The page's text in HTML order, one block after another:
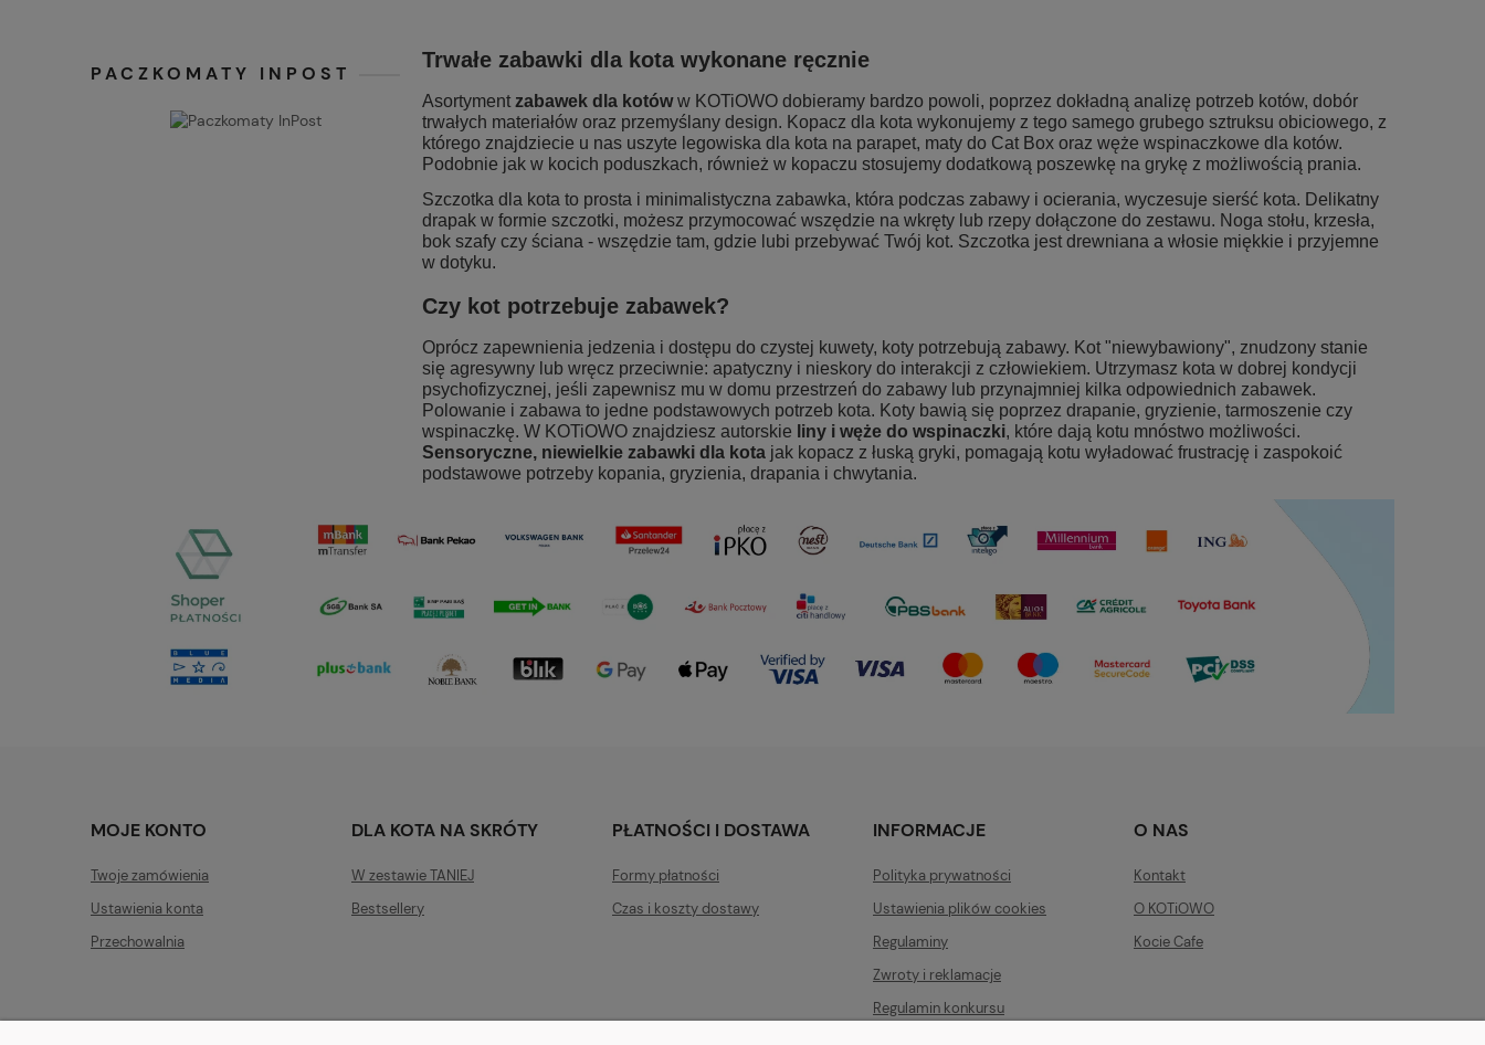
PACZKOMATY INPOST
Trwałe zabawki dla kota wykonane ręcznie
Asortyment zabawek dla kotóww KOTiOWO dobieramy bardzo powoli, poprzez dokładną analizę potrzeb kotów, dobór
trwałych materiałów oraz przemyślany design. Kopacz dla kota wykonujemy z tego samego grubego sztruksu obiciowego, z
którego znajdziecie u nas uszyte legowiska dla kota na parapet, maty do Cat Box oraz węże wspinaczkowe dla kotów.
Podobnie jak w kocich poduszkach, również w kopaczu stosujemy dodatkową poszewkę na grykę z możliwością prania.
Szczotka dla kota to prosta i minimalistyczna zabawka, która podczas zabawy i ocierania, wyczesuje sierść kota. Delikatny
drapak w formie szczotki, możesz przymocować wszędzie na wkręty lub rzepy dołączone do zestawu. Noga stołu, krzesła,
bok szafy czy ściana - wszędzie tam, gdzie lubi przebywać Twój kot. Szczotka jest drewniana a włosie miękkie i przyjemne
w dotyku.
Czy kot potrzebuje zabawek?
Oprócz zapewnienia jedzenia i dostępu do czystej kuwety, koty potrzebują zabawy. Kot "niewybawiony", znudzony stanie
się agresywny lub wręcz przeciwnie: apatyczny i nieskory do interakcji z człowiekiem. Utrzymasz kota w dobrej kondycji
psychofizycznej, jeśli zapewnisz mu w domu przestrzeń do zabawy lub przynajmniej kilka odpowiednich zabawek.
Polowanie i zabawa to jedne podstawowych potrzeb kota. Koty bawią się poprzez drapanie, gryzienie, tarmoszenie czy
wspinaczkę. W KOTiOWO znajdziesz autorskie liny i węże do wspinaczki, które dają kotu mnóstwo możliwości.
Sensoryczne, niewielkie zabawki dla kota jak kopacz z łuską gryki, pomagają kotu wyładować frustrację i zaspokoić
podstawowe potrzeby kopania, gryzienia, drapania i chwytania.
MOJE KONTO
Twoje zamówienia
Ustawienia konta
Przechowalnia
DLA KOTA NA SKRÓTY
W zestawie TANIEJ
Bestsellery
PŁATNOŚCI I DOSTAWA
Formy płatności
Czas i koszty dostawy
INFORMACJE
Polityka prywatności
Ustawienia plików cookies
Regulaminy
Zwroty i reklamacje
Regulamin konkursu
O NAS
Kontakt
O KOTiOWO
Kocie Cafe